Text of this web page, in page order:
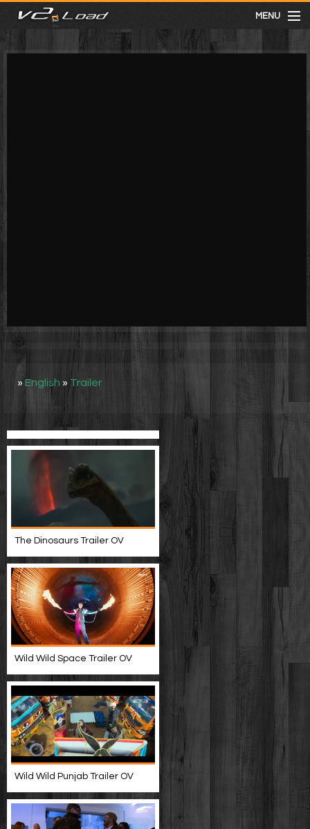
MENU
meist gesehen
» English » Trailer
The Dinosaurs Trailer OV
Wild Wild Space Trailer OV
Wild Wild Punjab Trailer OV